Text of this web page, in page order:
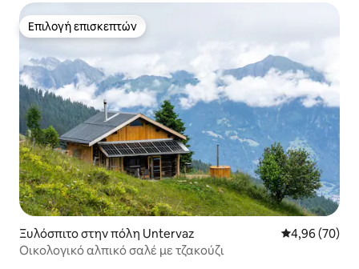
Επιλογή επισκεπτών
Επιλογή επισκεπτών
Ξυλόσπιτο στην πόλη Untervaz Μέση
4,96 (70)
Οικολογικό αλπικό σαλέ με τζακούζι